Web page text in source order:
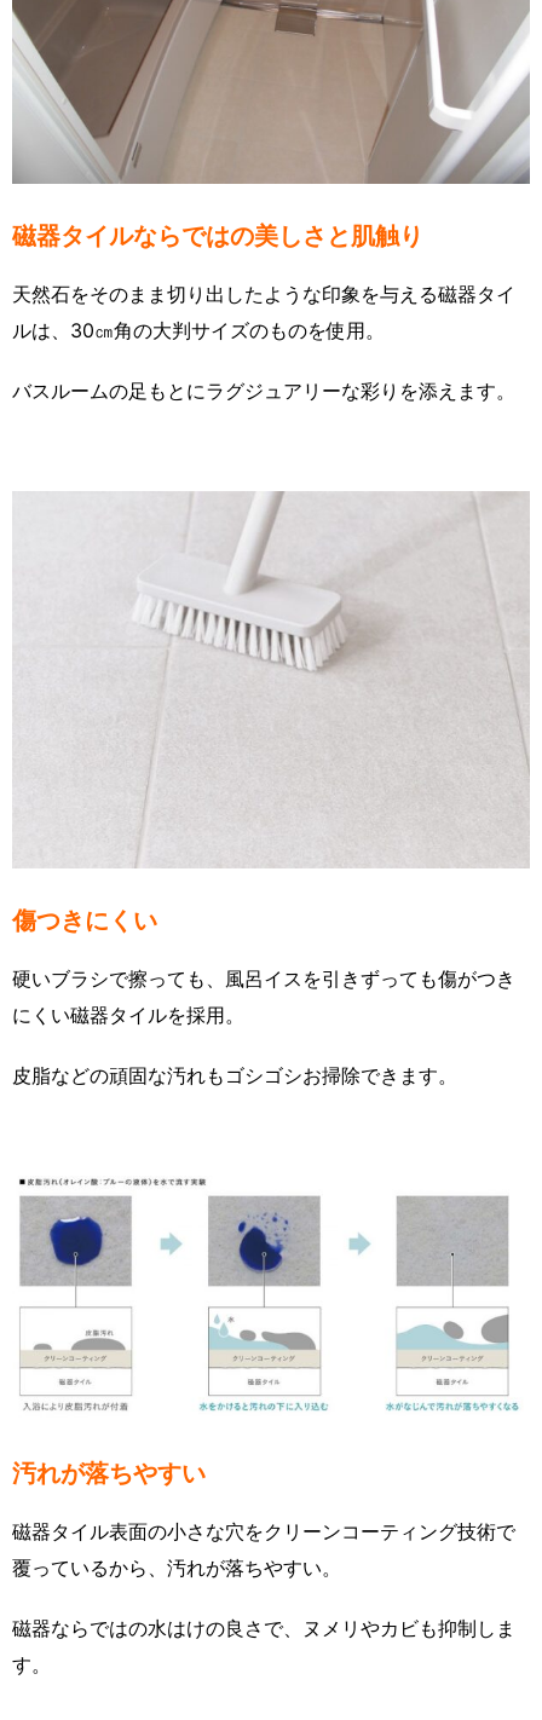
磁器タイルならではの美しさと肌触り
天然石をそのまま切り出したような印象を与える磁器タイ
ルは、30㎝角の大判サイズのものを使用。
バスルームの足もとにラグジュアリーな彩りを添えます。
傷つきにくい
硬いブラシで擦っても、風呂イスを引きずっても傷がつき
にくい磁器タイルを採用。
皮脂などの頑固な汚れもゴシゴシお掃除できます。
汚れが落ちやすい
磁器タイル表面の小さな穴をクリーンコーティング技術で
覆っているから、汚れが落ちやすい。
磁器ならではの水はけの良さで、ヌメリやカビも抑制しま
す。